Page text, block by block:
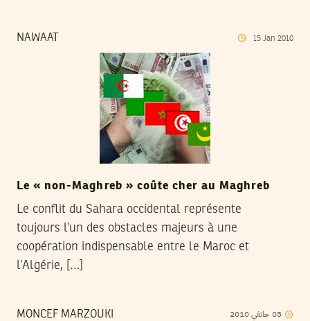
NAWAAT 15 Jan 2010
Le « non-Maghreb » coûte cher au Maghreb
Le conflit du Sahara occidental représente
toujours l’un des obstacles majeurs à une
coopération indispensable entre le Maroc et
l’Algérie, […]
MONCEF MARZOUKI 05جانفي2010